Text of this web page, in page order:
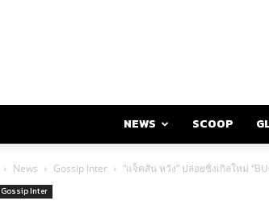
NEWS SCOOP
News Gossip Inter “แจ็คสัน หวัง” ปล่อยซิงเกิลใหม่
Gossip Inter